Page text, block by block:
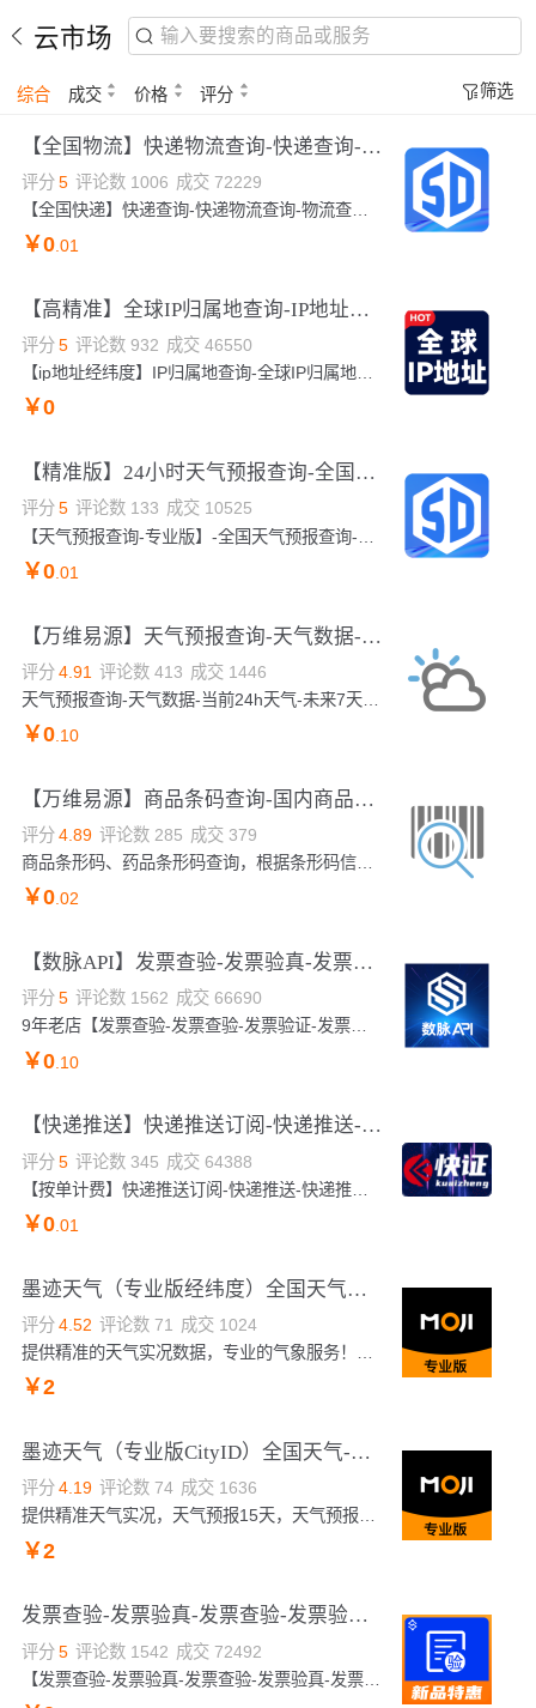
云市场
综合 成交 价格 评分 筛选
【全国物流】快递物流查询-快递查询-快递查询-快递物流查询-快递物流轨迹查询-快递物流查询接口-快递查询-...
评分 5 评论数 1006 成交 72229
【全国快递】快递查询-快递物流查询-物流查询-快递查询-快递物流查询-快递查询-快递查询-快递查询接口-快递查询-物流查询-快递查询-快递物流查询-物流查询-快递查询-物流查询-快递物流查询-快递物流查询-快递物流查询-快递物流查询-快递物流查询-物流快递查询-快递查询-快递物流查询-快递物流查询-快递查询接口-快递查询-快递物流查询-物流快递查询-快递单号查询-快递物流查询-快递查询接口-快递查询-快递物流查询-物流快递查询-快递单号查询-快递物流查询-快递物流查询-快递物流查询-快递物流查询-快递物流查询-快递物流查询-快递物流...
￥0.01
【高精准】全球IP归属地查询-IP地址查询-IP城市查询-IP地址归属地-IP地址-IP地址查询-IP地址查询接口-ip...
评分 5 评论数 932 成交 46550
【ip地址经纬度】IP归属地查询-全球IP归属地查询-IP地址解析-IP地址位置查询-IP地址查询-IPv4地址查询-全球IP归属地查询-IP地址查询-IP城市查询-IP地址归属地-IP地址解析-IP位置查询-IP地址城市版查询API接口-IP查询-IP查询-IP地址查询-IP地址查询-IP地址查询-IPv4-IP归属地查询-全球IP归属地查询-IP地址解析-IP归属地查询-全球IP归属地查询-ip定位-ip定位-ip定位-ip定位-ip地址定位-ip归属地定位
￥0
【精准版】24小时天气预报查询-全国天气预报查询-天气预报查询-天气预报查询-近7天天气查询-40天天气查询-...
评分 5 评论数 133 成交 10525
￥0.01
【万维易源】天气预报查询-天气数据-当前24h天气-未来7天-未来15天-未来40天的天气数据-历史天气-全国天气...
评分 4.91 评论数 413 成交 1446
天气预报查询-天气数据-当前24h天气-未来7天-未来15天-未来40天的天气数据-历史天气数据-全国天气预报查询。通过地名、地名对应code、经纬度、IP地址、景点名称、区号邮编来查询天气情况。可查询到当前24小时天气、未来7天、15天、40天内的天气及历史天气数据。广泛应用于能源、电力、农业、生活服务类应用、智能硬件、航天航海、旅游业、建筑业等领域。
￥0.10
【万维易源】商品条码查询-国内商品条码信息查询-药品条码查询-条形码数据查询-条码信息检索
评分 4.89 评论数 285 成交 379
商品条形码、药品条形码查询，根据条形码信息，返回对应的名称、价格、厂家等信息。能实现来源可查、去向可追，有效控制产品质量安全风险，保障消费者权益。【注：条码查询接口，目前支持69开头的13或069开头的14位国内商品】
￥0.02
【数脉API】发票查验-发票验真-发票查验-增值税发票验真-发票查验-发票验证查询-发票信息查验-发票校验-...
评分 5 评论数 1562 成交 66690
9年老店【发票查验-发票查验-发票验证-发票验真查询-发票查验验真-增值税发票验证-增值税发票验真-发票验真-发票查验校验-增值税发票查验-增值税发票验真】输入发票信息，验证真假。实时校验结果，可支持高并发，24h技术专家在线对接。口碑商家◆精益求精◆品质保障◆金牌售后
￥0.10
【快递推送】快递推送订阅-快递推送-快递推送-快递推送-快递物流轨迹推送-物流推送-快递推送定阅-快递物流...
评分 5 评论数 345 成交 64388
【按单计费】快递推送订阅-快递推送-快递推送-快递推送-快递物流轨迹推送-物流推送-快递推送定阅-快递物流推送-快递推送订阅-快递推送-快递推送-快递推送-快递物流轨迹推送-物流推送-快递推送定阅-快递物流推送-快递推送订阅-快递推送-快递推送-快递推送-快递物流轨迹推送-物流推送-快递推送定阅-快递物流推送-快递推送定阅-快递物流推送-快递推送定阅-快递物流推送-快递推送定阅-快递物流推送
￥0.01
墨迹天气（专业版经纬度）全国天气查询预报、数据灾害预警空气质量接口
评分 4.52 评论数 71 成交 1024
￥2
墨迹天气（专业版CityID）全国天气-预报接口-天气查询-空气湿度-气象灾害预警
评分 4.19 评论数 74 成交 1636
提供精准天气实况，天气预报15天，天气预报24小时，空气质量指数，AQI预报五天，天气预警，尾号限行，生活指数。全国5500+城市天气信息，国外两百个主要城市实况天气信息。最专业的气象服务提供。您所需要的，我们刚好具备。
￥2
发票查验-发票验真-发票查验-发票验真-发票查验真伪-发票查询-发票核验-发票查验-发票验真-发票查询【数链...
评分 5 评论数 1542 成交 72492
【发票查验-发票验真-发票查验-发票验真-发票查验真伪-发票查询-发票核验-发票查验-发票验真-发票查询】★接口可核验发票真伪，查验一致返回票面信息。毫秒级响应，支持高并发，24h不间断运维，专业技术支持在线服务。新老客户享专属活动价，详情可咨询客服。——全品类接口专家。